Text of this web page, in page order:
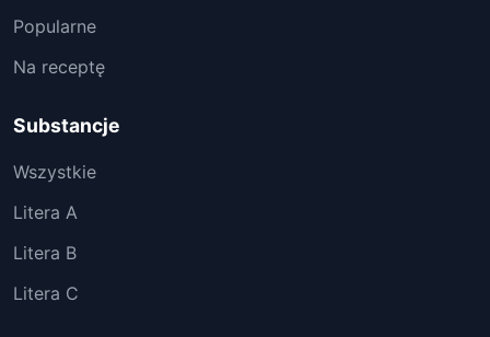
Popularne
Na receptę
Substancje
Wszystkie
Litera A
Litera B
Litera C